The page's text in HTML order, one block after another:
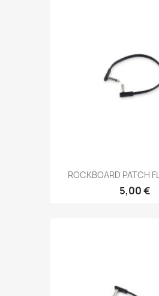
ROCKBOARD PATCH
5,00 €